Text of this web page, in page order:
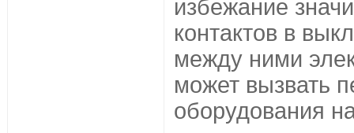
избежание
контактов в
между ними
может вызвать
оборудования